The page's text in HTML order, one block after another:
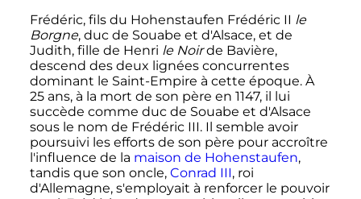
Frédéric, fils du Hohenstaufen Frédéric II le
Borgne, duc de Souabe et d'Alsace, et de
Judith, fille de Henri le Noirde Bavière,
descend des deux lignées concurrentes
dominant le Saint-Empire à cette époque. À
25 ans, à la mort de son père en 1147, il lui
succède comme duc de Souabe et d'Alsace
sous le nom de Frédéric III. Il semble avoir
poursuivi les efforts de son père pour accroître
l'influence de la maison de Hohenstaufen,
tandis que son oncle, Conrad III, roi
d'Allemagne, s'employait à renforcer le pouvoir